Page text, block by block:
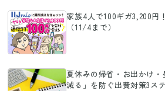
家族4人で100ギガ3,200円
（11/4まで）
夏休みの帰省・お出かけ
減る」を防ぐ出費対策3ス